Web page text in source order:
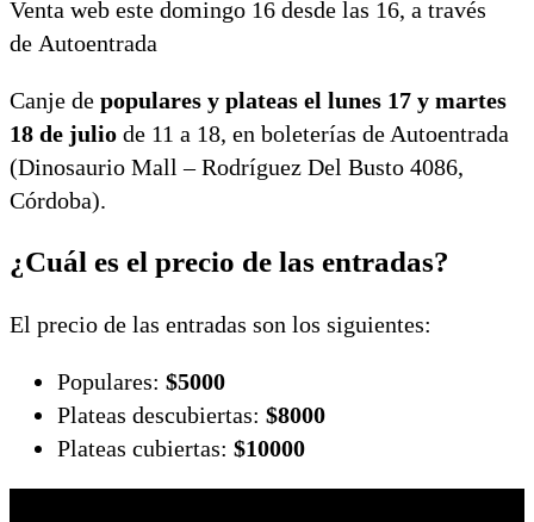
Venta web este domingo 16 desde las 16, a través
de Autoentrada
Canje de populares y plateas el lunes 17 y martes
18 de julio de 11 a 18, en boleterías de Autoentrada
(Dinosaurio Mall – Rodríguez Del Busto 4086,
Córdoba).
¿Cuál es el precio de las entradas?
El precio de las entradas son los siguientes:
Populares: $5000
Plateas descubiertas: $8000
Plateas cubiertas: $10000